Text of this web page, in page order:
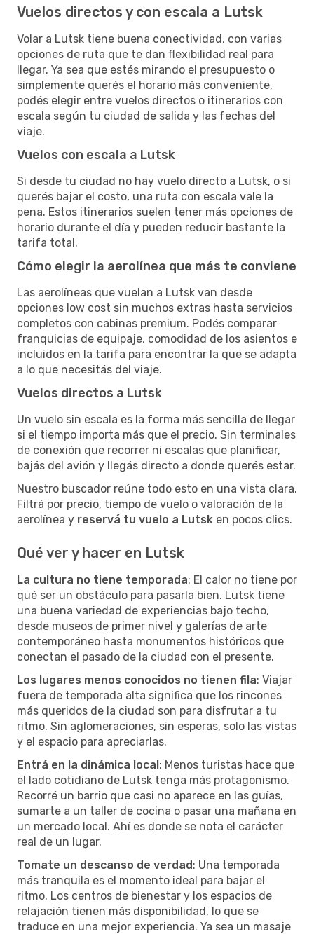
Vuelos directos y con escala a Lutsk
Volar a Lutsk tiene buena conectividad, con varias
opciones de ruta que te dan flexibilidad real para
llegar. Ya sea que estés mirando el presupuesto o
simplemente querés el horario más conveniente,
podés elegir entre vuelos directos o itinerarios con
escala según tu ciudad de salida y las fechas del
viaje.
Vuelos con escala a Lutsk
Si desde tu ciudad no hay vuelo directo a Lutsk, o si
querés bajar el costo, una ruta con escala vale la
pena. Estos itinerarios suelen tener más opciones de
horario durante el día y pueden reducir bastante la
tarifa total.
Cómo elegir la aerolínea que más te conviene
Las aerolíneas que vuelan a Lutsk van desde
opciones low cost sin muchos extras hasta servicios
completos con cabinas premium. Podés comparar
franquicias de equipaje, comodidad de los asientos e
incluidos en la tarifa para encontrar la que se adapta
a lo que necesitás del viaje.
Vuelos directos a Lutsk
Un vuelo sin escala es la forma más sencilla de llegar
si el tiempo importa más que el precio. Sin terminales
de conexión que recorrer ni escalas que planificar,
bajás del avión y llegás directo a donde querés estar.
Nuestro buscador reúne todo esto en una vista clara.
Filtrá por precio, tiempo de vuelo o valoración de la
aerolínea y reservá tu vuelo a Lutsk en pocos clics.
Qué ver y hacer en Lutsk
La cultura no tiene temporada: El calor no tiene por
qué ser un obstáculo para pasarla bien. Lutsk tiene
una buena variedad de experiencias bajo techo,
desde museos de primer nivel y galerías de arte
contemporáneo hasta monumentos históricos que
conectan el pasado de la ciudad con el presente.
Los lugares menos conocidos no tienen fila: Viajar
fuera de temporada alta significa que los rincones
más queridos de la ciudad son para disfrutar a tu
ritmo. Sin aglomeraciones, sin esperas, solo las vistas
y el espacio para apreciarlas.
Entrá en la dinámica local: Menos turistas hace que
el lado cotidiano de Lutsk tenga más protagonismo.
Recorré un barrio que casi no aparece en las guías,
sumarte a un taller de cocina o pasar una mañana en
un mercado local. Ahí es donde se nota el carácter
real de un lugar.
Tomate un descanso de verdad: Una temporada
más tranquila es el momento ideal para bajar el
ritmo. Los centros de bienestar y los espacios de
relajación tienen más disponibilidad, lo que se
traduce en una mejor experiencia. Ya sea un masaje